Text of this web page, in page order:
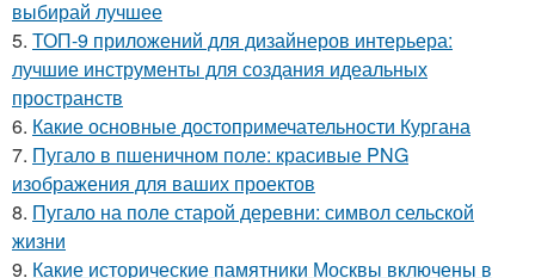
выбирай лучшее
5. ТОП-9 приложений для дизайнеров интерьера:
лучшие инструменты для создания идеальных
пространств
6. Какие основные достопримечательности Кургана
7. Пугало в пшеничном поле: красивые PNG
изображения для ваших проектов
8. Пугало на поле старой деревни: символ сельской
жизни
9. Какие исторические памятники Москвы включены в